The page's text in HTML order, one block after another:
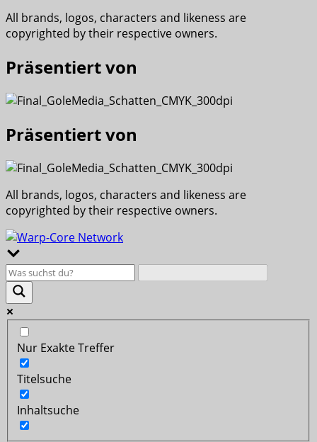
All brands, logos, characters and likeness are
copyrighted by their respective owners.
Präsentiert von
Präsentiert von
All brands, logos, characters and likeness are
copyrighted by their respective owners.
Nur Exakte Treffer
Titelsuche
Inhaltsuche